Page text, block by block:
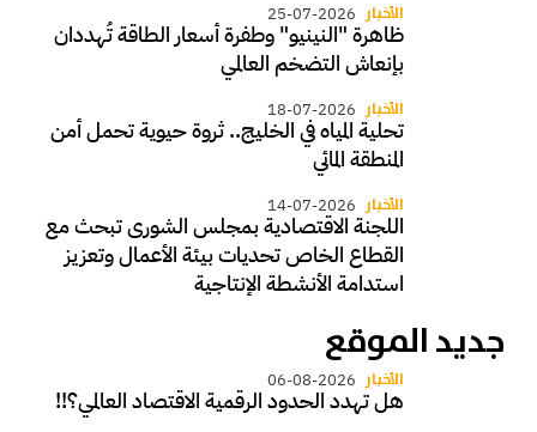
الأخبار 25-07-2026
ظاهرة "النينيو" وطفرة أسعار الطاقة تُهددان
بإنعاش التضخم العالمي
الأخبار 18-07-2026
تحلية المياه في الخليج.. ثروة حيوية تحمل أمن
المنطقة المائي
الأخبار 14-07-2026
اللجنة الاقتصادية بمجلس الشورى تبحث مع
القطاع الخاص تحديات بيئة الأعمال وتعزيز
استدامة الأنشطة الإنتاجية
جديد الموقع
الأخبار 06-08-2026
هل تهدد الحدود الرقمية الاقتصاد العالمي؟!!